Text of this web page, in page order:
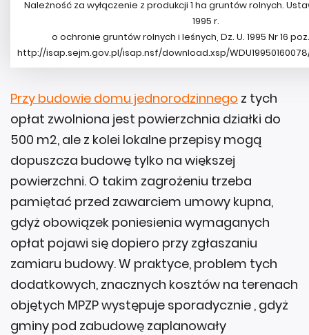
Należność za wyłączenie z produkcji 1 ha gruntów rolnych.
1995 r.
o ochronie gruntów rolnych i leśnych, Dz. U. 1995 Nr 16
http://isap.sejm.gov.pl/isap.nsf/download.xsp/
Przy budowie domu jednorodzinnego z tych
opłat zwolniona jest powierzchnia działki do
500 m2, ale z kolei lokalne przepisy mogą
dopuszcza budowę tylko na większej
powierzchni. O takim zagrożeniu trzeba
pamiętać przed zawarciem umowy kupna,
gdyż obowiązek poniesienia wymaganych
opłat pojawi się dopiero przy zgłaszaniu
zamiaru budowy. W praktyce, problem tych
dodatkowych, znacznych kosztów na terenach
objętych MPZP występuje sporadycznie , gdyż
gminy pod zabudowę zaplanowały